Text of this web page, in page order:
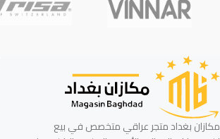
مكازان بغداد متجر عراقي متخصص في بيع